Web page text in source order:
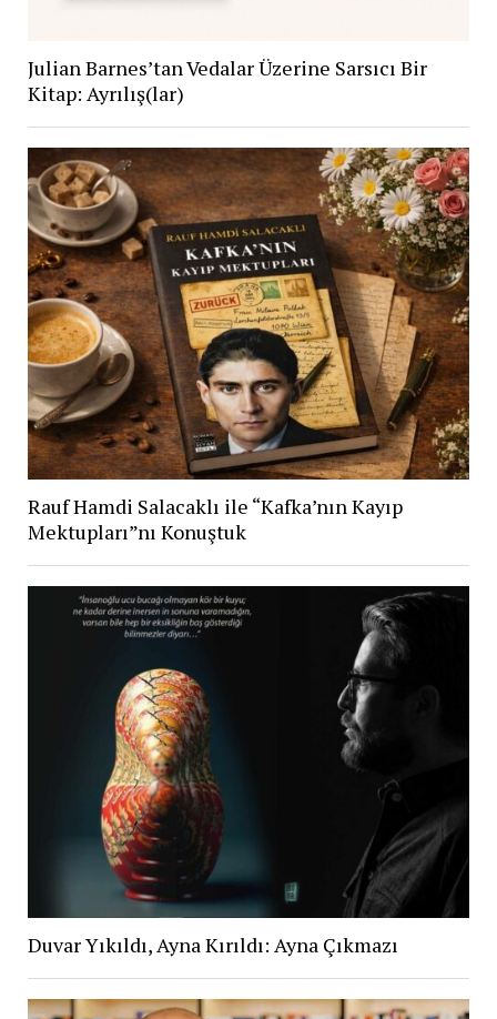
Julian Barnes’tan Vedalar Üzerine Sarsıcı Bir
Kitap: Ayrılış(lar)
Rauf Hamdi Salacaklı ile “Kafka’nın Kayıp
Mektupları”nı Konuştuk
Duvar Yıkıldı, Ayna Kırıldı: Ayna Çıkmazı